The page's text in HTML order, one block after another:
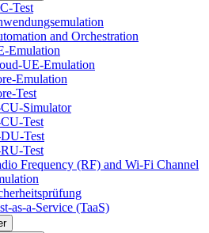
Test
and Orchestration
Emulation
UE-Emulation
Emulation
Test
Simulator
Test
Test
Test
Frequency (RF) and Wi-Fi Channel
as-a-Service (TaaS)